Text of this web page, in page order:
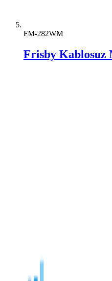
FM-282WM
Frisby Kablosuz